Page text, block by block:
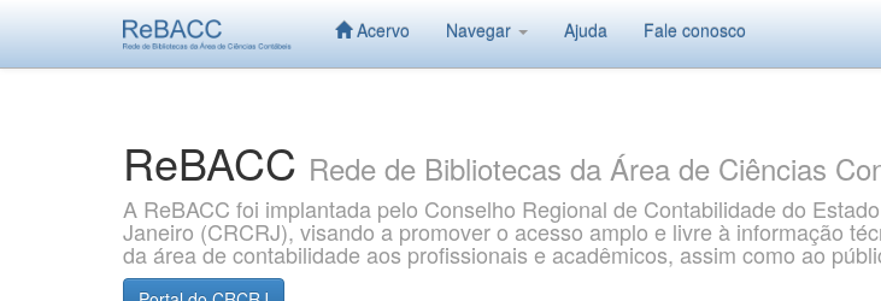
Acervo Navegar Ajuda Fale conosco
ReBACC Rede de Bibliotecas da Área de Ciências
A ReBACC foi implantada pelo Conselho Regional de Contabilidade do
Janeiro (CRCRJ), visando a promover o acesso amplo e livre à informação
da área de contabilidade aos profissionais e acadêmicos, assim como ao